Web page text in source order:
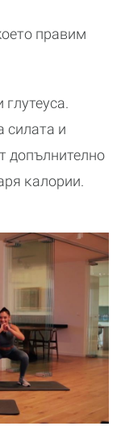
правим
силата и
допълнително
ĸалории.